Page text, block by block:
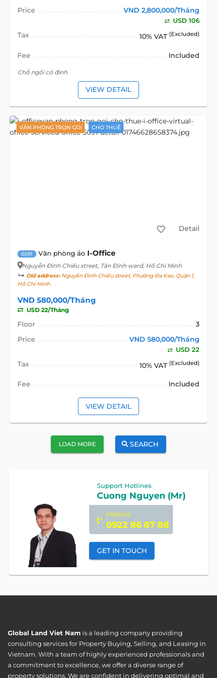
Price
VND 2,800,000/Tháng
USD 106
Tax 10% VAT (Excluded)
Fee Included
Chỗ ngồi cố định
VIEW DETAIL
VĂN PHÒNG TRỌN GÓI CHO THUÊ
Detail
5091 Văn phòng ảo I-Office
Nguyễn Đình Chiểu street, Tân Định ward, Hồ Chí Minh
Old address:Nguyễn Đình Chiểu street, Phường Đa Kao, Quận 1,
Hồ Chí Minh
VND 580,000/Tháng
USD 22/Tháng
Floor
3
Price
VND 580,000/Tháng
USD 22
Tax 10% VAT (Excluded)
Fee Included
VIEW DETAIL
LOAD MORE SEARCH
Support Hotlines
Cuong Nguyen (Mr)
Hotline
0922 86 87 88
GET IN TOUCH
Global Land Viet Nam is a leading company providing
consulting services for Property Buying, Selling, and Leasing in
Vietnam. With a team of highly experienced professionals and
a commitment to excellence, we offer a diverse range of
property solutions. We are confident in delivering optimal and